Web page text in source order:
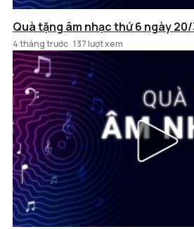
Quà tặng âm nhạc thứ 6 ngày
4 tháng trước 137 lượt xem